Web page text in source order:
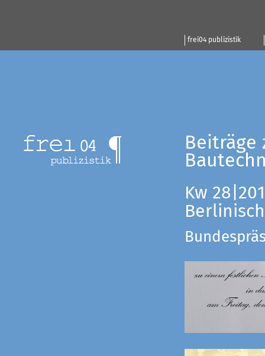
frei04 publizistik
Beiträge
Kw